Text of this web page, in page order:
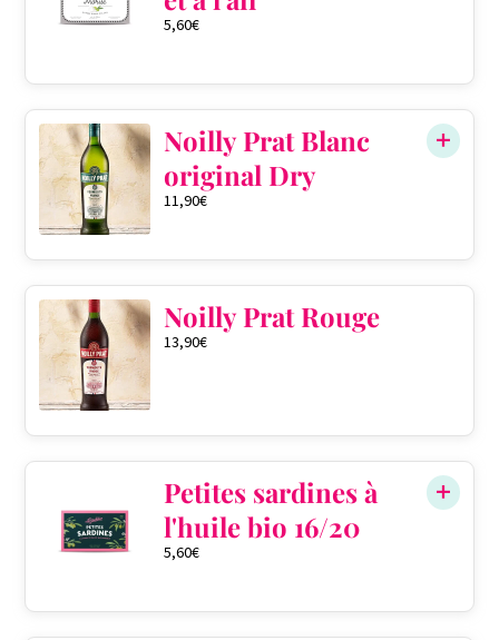
5,60€
Noilly Prat Blanc
original Dry
11,90€
Noilly Prat Rouge
13,90€
Petites sardines à
l'huile bio 16/20
5,60€